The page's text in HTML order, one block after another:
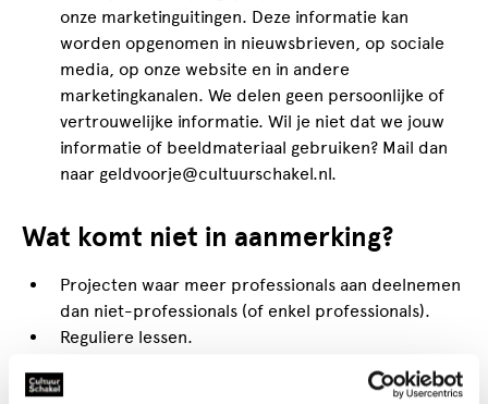
onze marketinguitingen. Deze informatie kan
worden opgenomen in nieuwsbrieven, op sociale
media, op onze website en in andere
marketingkanalen. We delen geen persoonlijke of
vertrouwelijke informatie. Wil je niet dat we jouw
informatie of beeldmateriaal gebruiken? Mail dan
naar geldvoorje@cultuurschakel.nl.
Wat komt niet in aanmerking?
Projecten waar meer professionals aan deelnemen
dan niet-professionals (of enkel professionals).
Reguliere lessen.
van een opleiding.